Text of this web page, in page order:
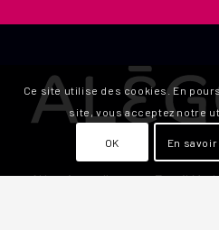
Alégorix est l’agence Email
Ce site utilise des cookies. En
site, vous acceptez notre
OK En